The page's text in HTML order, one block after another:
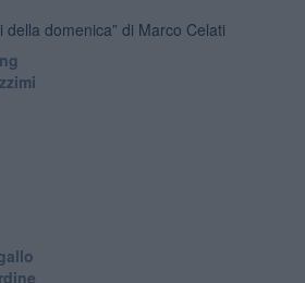
della domenica” di Marco Celati